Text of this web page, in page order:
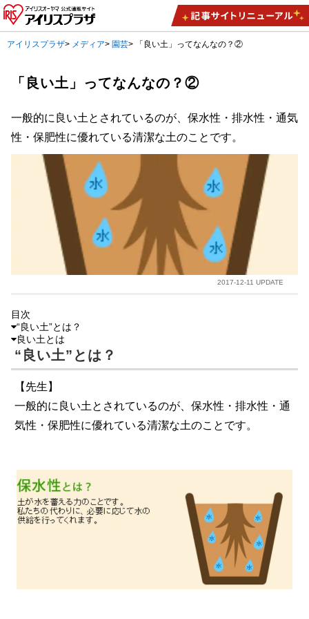
アイリスプラザ> メディア> 園芸> 「良い土」ってなんなの？②
「良い土」ってなんなの？②
一般的に良い土とされているのが、保水性・排水性・通気
性・保肥性に優れている清潔な土のことです。
2017-12-11 UPDATE
目次
“良い土”とは？
良い土とは
“良い土”とは？
【先生】
一般的に良い土とされているのが、保水性・排水性・通
気性・保肥性に優れている清潔な土のことです。